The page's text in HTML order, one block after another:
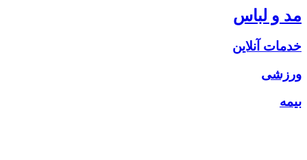
مد و لباس
خدمات آنلاین
ورزشی
بیمه